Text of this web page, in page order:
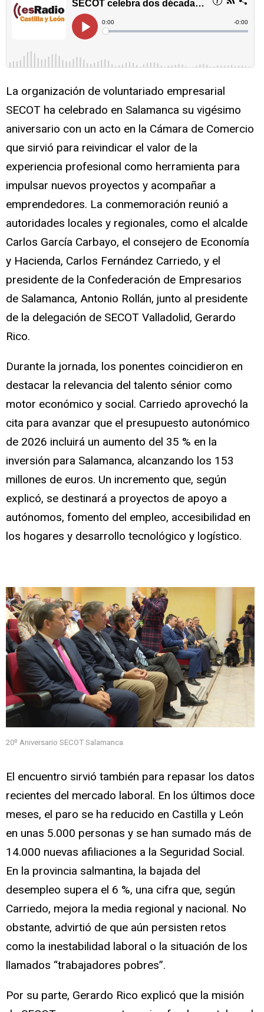
La organización de voluntariado empresarial
SECOT ha celebrado en Salamanca su vigésimo
aniversario con un acto en la Cámara de Comercio
que sirvió para reivindicar el valor de la
experiencia profesional como herramienta para
impulsar nuevos proyectos y acompañar a
emprendedores. La conmemoración reunió a
autoridades locales y regionales, como el alcalde
Carlos García Carbayo, el consejero de Economía
y Hacienda, Carlos Fernández Carriedo, y el
presidente de la Confederación de Empresarios
de Salamanca, Antonio Rollán, junto al presidente
de la delegación de SECOT Valladolid, Gerardo
Rico.
Durante la jornada, los ponentes coincidieron en
destacar la relevancia del talento sénior como
motor económico y social. Carriedo aprovechó la
cita para avanzar que el presupuesto autonómico
de 2026 incluirá un aumento del 35 % en la
inversión para Salamanca, alcanzando los 153
millones de euros. Un incremento que, según
explicó, se destinará a proyectos de apoyo a
autónomos, fomento del empleo, accesibilidad en
los hogares y desarrollo tecnológico y logístico.
20º Aniversario SECOT Salamanca
El encuentro sirvió también para repasar los datos
recientes del mercado laboral. En los últimos doce
meses, el paro se ha reducido en Castilla y León
en unas 5.000 personas y se han sumado más de
14.000 nuevas afiliaciones a la Seguridad Social.
En la provincia salmantina, la bajada del
desempleo supera el 6 %, una cifra que, según
Carriedo, mejora la media regional y nacional. No
obstante, advirtió de que aún persisten retos
como la inestabilidad laboral o la situación de los
llamados “trabajadores pobres”.
Por su parte, Gerardo Rico explicó que la misión